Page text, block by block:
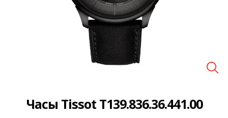
Часы Tissot T139.836.36.441.00